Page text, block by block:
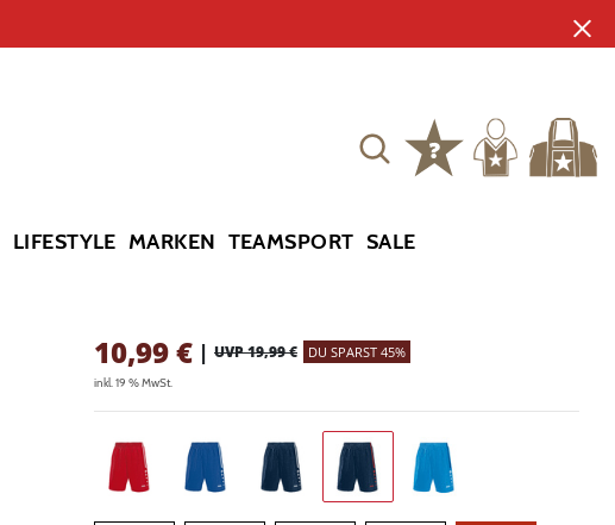
LIFESTYLE MARKEN TEAMSPORT SALE
10,99€ | UVP 19,99 € DU SPARST 45%
inkl. 19 % MwSt.